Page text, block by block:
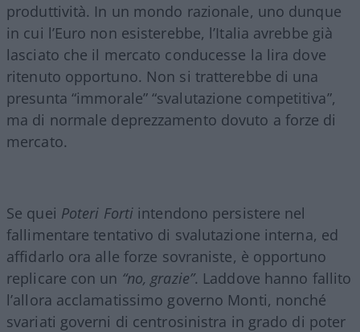
produttività. In un mondo razionale, uno dunque
in cui l’Euro non esisterebbe, l’Italia avrebbe già
lasciato che il mercato conducesse la lira dove
ritenuto opportuno. Non si tratterebbe di una
presunta “immorale” “svalutazione competitiva”,
ma di normale deprezzamento dovuto a forze di
mercato.
Se quei Poteri Forti intendono persistere nel
fallimentare tentativo di svalutazione interna, ed
affidarlo ora alle forze sovraniste, è opportuno
replicare con un “no, grazie”. Laddove hanno fallito
l’allora acclamatissimo governo Monti, nonché
svariati governi di centrosinistra in grado di poter